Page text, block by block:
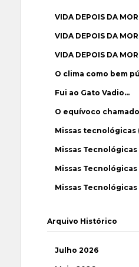
VIDA DEPOIS DA
VIDA DEPOIS DA
VIDA DEPOIS DA
O clima como bem
Fui ao Gato Vadio…
O equívoco
Missas tecnológicas
Missas Tecnológicas
Missas Tecnológicas
Missas Tecnológicas
Arquivo Histórico
Julho 2026